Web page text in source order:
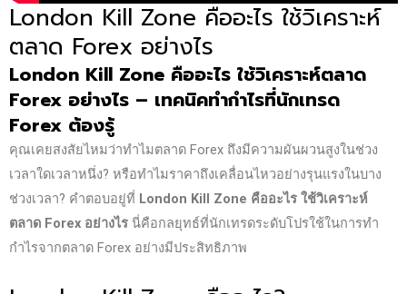
London Kill Zone คืออะไร ใช้วิเคราะห์
ตลาด Forex อย่างไร
London Kill Zone คืออะไร ใช้วิเคราะห์ตลาด
Forex อย่างไร – เทคนิคทำกำไรที่นักเทรด
Forex ต้องรู้
คุณเคยสงสัยไหมว่าทำไมตลาด Forex ถึงมีความผันผวนสูงในช่วง
เวลาใดเวลาหนึ่ง? หรือทำไมราคาถึงเคลื่อนไหวอย่างรุนแรงในบาง
ช่วงเวลา? คำตอบอยู่ที่ London Kill Zone คืออะไร ใช้วิเคราะห์
ตลาด Forex อย่างไร นี่คือกลยุทธ์ที่นักเทรดระดับโปรใช้ในการทำ
กำไรจากตลาด Forex อย่างมีประสิทธิภาพ